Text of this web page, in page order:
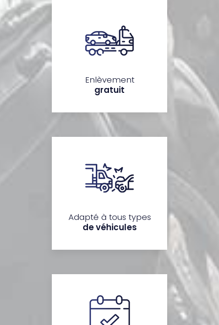
Enlèvement
gratuit
Adapté à tous types
de véhicules